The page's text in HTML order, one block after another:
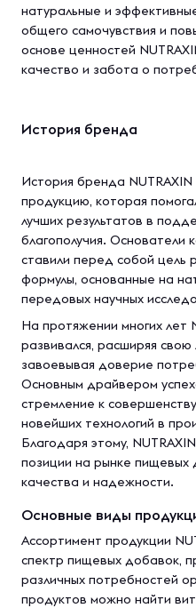
натуральные и
общего самочувствия и
основе ценностей
качество и забота о
История бренда
История бренда
продукцию, которая
лучших результатов в
благополучия. Основатели
ставили перед собой цель
формулы, основанные на
передовых научных
На протяжении многих лет
развивался, расширяя свою
завоевывая доверие
Основным драйвером
стремление к
новейших технологий в
Благодаря этому,
позиции на рынке пищевых
качества и надежности.
Основные виды
Ассортимент продукции
спектр пищевых добавок,
различных потребностей
продуктов можно найти